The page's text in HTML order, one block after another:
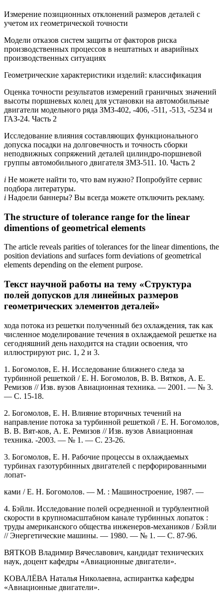
Измерение позиционных отклонений размеров деталей с
учетом их геометрической точности
Модели отказов систем защиты от факторов риска
производственных процессов в нештатных и аварийных
производственных ситуациях
Геометрические характеристики изделий: классификация
Оценка точности результатов измерений граничных значений
высоты поршневых колец для установки на автомобильные
двигатели модельного ряда ЗМЗ-402, -406, -511, -513, -5234 и
ГАЗ-24. Часть 2
Исследование влияния составляющих функционального
допуска посадки на долговечность и точность сборки
неподвижных сопряжений деталей цилиндро-поршневой
группы автомобильного двигателя ЗМЗ-511. 10. Часть 2
i Не можете найти то, что вам нужно? Попробуйте сервис
подбора литературы.
i Надоели баннеры? Вы всегда можете отключить рекламу.
The structure of tolerance range for the linear
dimentions of geometrical elements
The article reveals parities of tolerances for the linear dimentions, the
position deviations and surfaces form deviations of geometrical
elements depending on the element purpose.
Текст научной работы на тему «Структура
полей допусков для линейных размеров
геометрических элементов деталей»
хода потока из решетки полученный без охлаждения, так как
численное моделирование течения в охлаждаемой решетке на
сегодняшний день находится на стадии освоения, что
иллюстрируют рис. 1, 2 и 3.
1. Богомолов, Е. Н. Исследование ближнего следа за
турбинной решеткой / Е. Н. Богомолов, В. В. Вятков, А. Е.
Ремизов // Изв. вузов Авиационная техника. — 2001. — № 3.
— С. 15-18.
2. Богомолов, Е. Н. Влияние вторичных течений на
направление потока за турбинной решеткой / Е. Н. Богомолов,
В. В. Вят-ков, А. Е. Ремизов // Изв. вузов Авиационная
техника. -2003. — № 1. — С. 23-26.
3. Богомолов, Е. Н. Рабочие процессы в охлаждаемых
турбинах газотурбинных двигателей с перфорированными
лопат-
ками / Е. Н. Богомолов. — М. : Машиностроение, 1987. —
4. Бэйли. Исследование полей осредненной и турбулентной
скорости в крупномасштабном канале турбинных лопаток :
труды американского общества инженеров-механиков / Бэйли
// Энергетические машины. — 1980. — № 1. — С. 87-96.
ВЯТКОВ Владимир Вячеславович, кандидат технических
наук, доцент кафедры «Авиационные двигатели».
КОВАЛЁВА Наталья Николаевна, аспирантка кафедры
«Авиационные двигатели».